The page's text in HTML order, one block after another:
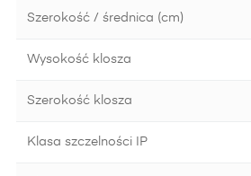
Szerokość / średnica (cm)
Wysokość klosza
Szerokość klosza
Klasa szczelności IP